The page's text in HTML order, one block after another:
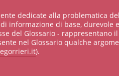
dedicate alla problematica
informazione di base, durevole
del Glossario - rappresentano
nel Glossario qualche
).